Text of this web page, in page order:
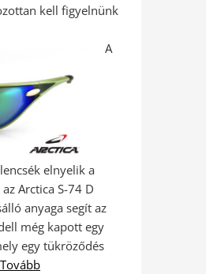
kell figyelnünk
A
elnyelik a
Arctica S-74 D
anyaga segít az
még kapott egy
egy tükröződés